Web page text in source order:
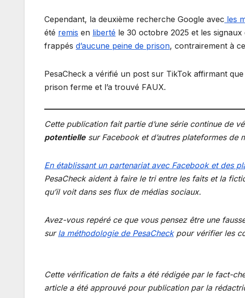
Cependant, la deuxième recherche Google avec les
été remis en liberté le 30 octobre 2025 et les signaux
frappés d’aucune peine de prison, contrairement à
PesaCheck a vérifié un post sur TikTok affirmant
prison ferme et l’a trouvé FAUX.
Cette publication fait partie d’une série continue de
potentiellesur Facebook et d’autres plateformes de
En établissant un partenariat avec Facebook et des
PesaCheck aident à faire le tri entre les faits et la
qu’il voit dans ses flux de médias sociaux.
Avez-vous repéré ce que vous pensez être une
sur la méthodologie de PesaCheckpour vérifier les
Cette vérification de faits a été rédigée par le fact-
article a été approuvé pour publication par la